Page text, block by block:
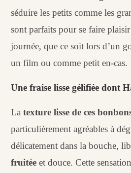
séduire les petits comme les
sont parfaits pour se faire
journée, que ce soit lors d’un
un film ou comme petit en-cas.
Une fraise lisse gélifiée dont
Latexture lisse de ces
particulièrement agréables à
délicatement dans la bouche,
fruitée et douce. Cette